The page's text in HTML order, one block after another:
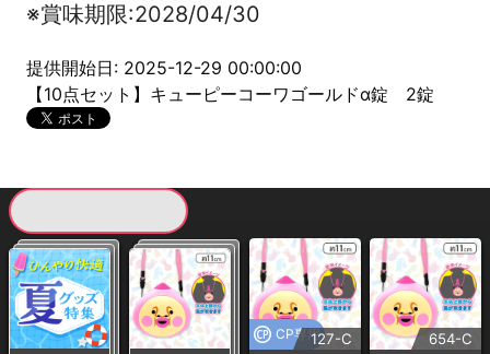
※賞味期限:2028/04/30
提供開始日: 2025-12-29 00:00:00
【10点セット】キューピーコーワゴールドα錠 2錠
CP専用127-C 654-C